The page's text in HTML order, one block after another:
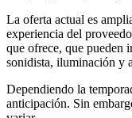
La oferta actual es
experiencia del
que ofrece, que pueden
sonidista, iluminación y
Dependiendo la
anticipación. Sin